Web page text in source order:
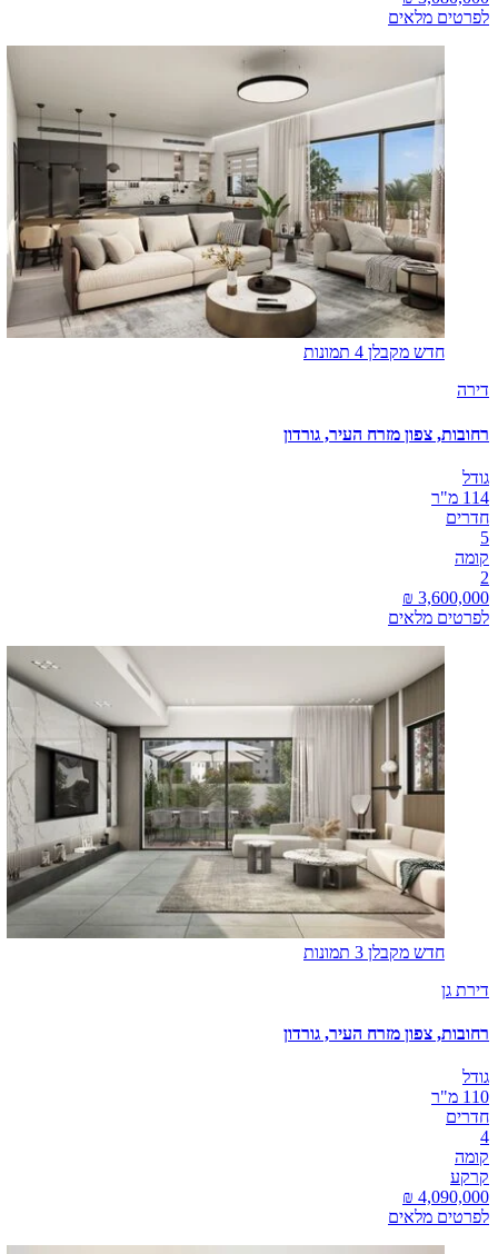
לפרטים מלאים
חדש מקבלן 4 תמונות
דירה
רחובות, צפון מזרח העיר, גורדון
גודל
114 מ"ר
חדרים
5
קומה
2
לפרטים מלאים
חדש מקבלן 3 תמונות
דירת גן
רחובות, צפון מזרח העיר, גורדון
גודל
110 מ"ר
חדרים
4
קומה
קרקע
לפרטים מלאים